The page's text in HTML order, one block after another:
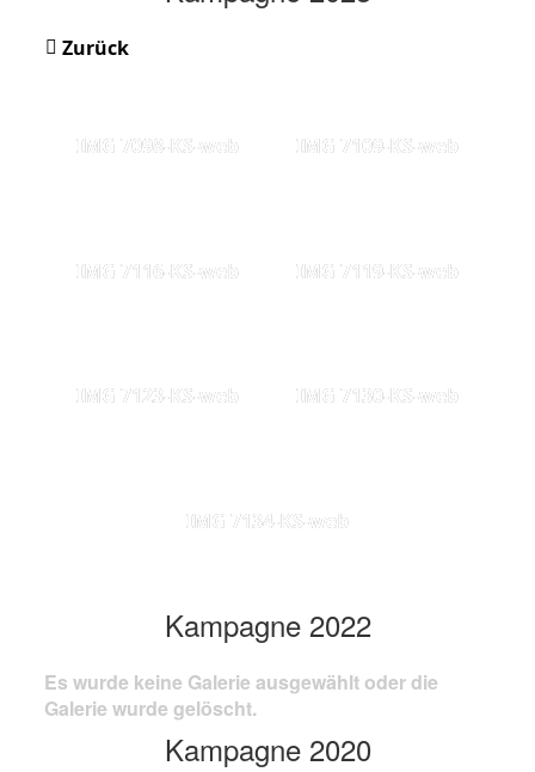
Zurück
IMG 7098-KS-web IMG 7109-KS-web
IMG 7116-KS-web IMG 7119-KS-web
IMG 7123-KS-web IMG 7130-KS-web
IMG 7134-KS-web
Kampagne 2022
Es wurde keine Galerie ausgewählt oder die
Galerie wurde gelöscht.
Kampagne 2020